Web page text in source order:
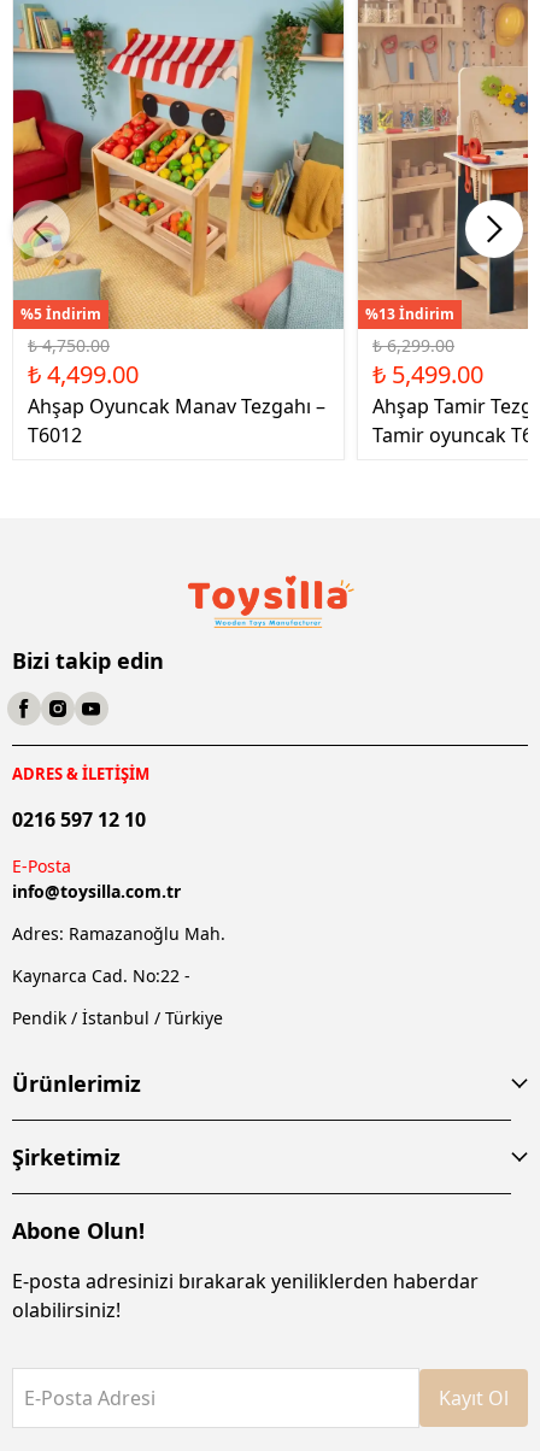
%5 İndirim
₺ 4,750.00
₺ 4,499.00
Ahşap Oyuncak Manav Tezgahı –
T6012
%13 İndirim
₺ 6,299.00
₺ 5,499.00
Ahşap Tamir
Tamir oyuncak
Bizi takip edin
ADRES & İLETİŞİM
0216 597 12 10
E-Posta
info@toysilla.com.tr
Adres: Ramazanoğlu Mah.
Kaynarca Cad. No:22 -
Pendik / İstanbul / Türkiye
Ürünlerimiz
Şirketimiz
Abone Olun!
E-posta adresinizi bırakarak yeniliklerden haberdar
olabilirsiniz!
E-Posta Adresi Kayıt Ol